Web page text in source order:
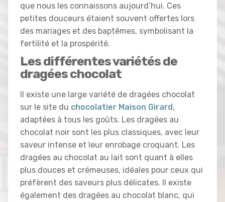
que nous les connaissons aujourd’hui. Ces
petites douceurs étaient souvent offertes lors
des mariages et des baptêmes, symbolisant la
fertilité et la prospérité.
Les différentes variétés de
dragées chocolat
Il existe une large variété de dragées chocolat
sur le site du chocolatier Maison Girard,
adaptées à tous les goûts. Les dragées au
chocolat noir sont les plus classiques, avec leur
saveur intense et leur enrobage croquant. Les
dragées au chocolat au lait sont quant à elles
plus douces et crémeuses, idéales pour ceux qui
préfèrent des saveurs plus délicates. Il existe
également des dragées au chocolat blanc, qui